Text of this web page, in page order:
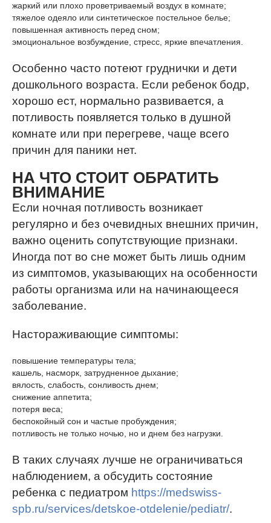
жаркий или плохо проветриваемый воздух в комнате;
тяжелое одеяло или синтетическое постельное белье;
повышенная активность перед сном;
эмоциональное возбуждение, стресс, яркие впечатления.
Особенно часто потеют груднички и дети
дошкольного возраста. Если ребенок бодр,
хорошо ест, нормально развивается, а
потливость появляется только в душной
комнате или при перегреве, чаще всего
причин для паники нет.
НА ЧТО СТОИТ ОБРАТИТЬ
ВНИМАНИЕ
Если ночная потливость возникает
регулярно и без очевидных внешних причин,
важно оценить сопутствующие признаки.
Иногда пот во сне может быть лишь одним
из симптомов, указывающих на особенности
работы организма или на начинающееся
заболевание.
Настораживающие симптомы:
повышение температуры тела;
кашель, насморк, затрудненное дыхание;
вялость, слабость, сонливость днем;
снижение аппетита;
потеря веса;
беспокойный сон и частые пробуждения;
потливость не только ночью, но и днем без нагрузки.
В таких случаях лучше не ограничиваться
наблюдением, а обсудить состояние
ребенка с педиатром https://medswiss-
spb.ru/services/detskoe-otdelenie/pediatr/.